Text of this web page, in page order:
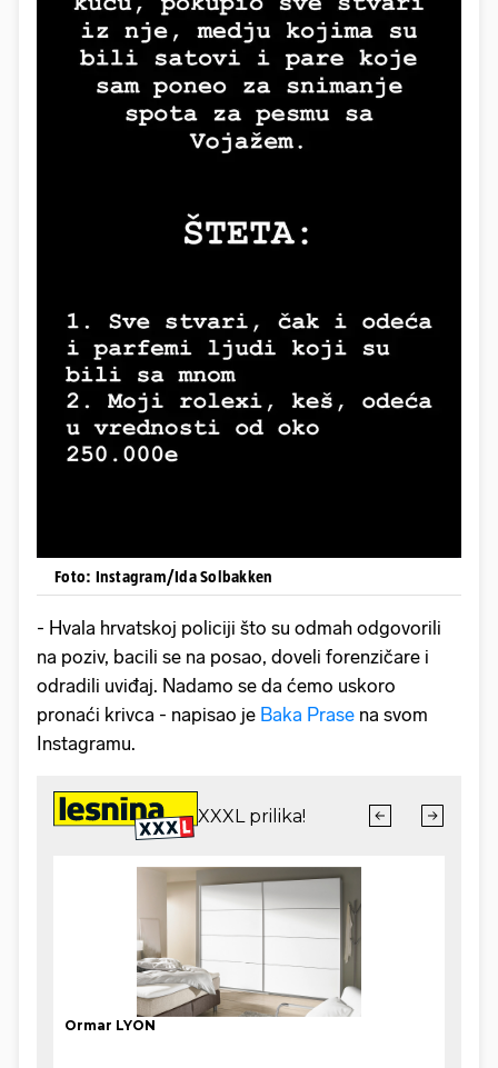
Foto: Instagram/Ida Solbakken
- Hvala hrvatskoj policiji što su odmah odgovorili
na poziv, bacili se na posao, doveli forenzičare i
odradili uviđaj. Nadamo se da ćemo uskoro
pronaći krivca - napisao je Baka Prase na svom
Instagramu.